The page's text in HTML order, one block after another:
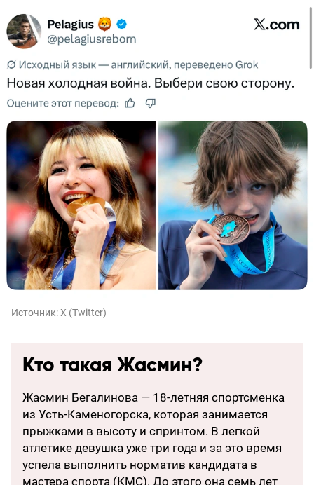
Источник:X (Twitter)
Кто такая Жасмин?
Жасмин Бегалинова — 18-летняя спортсменка
из Усть-Каменогорска, которая занимается
прыжками в высоту и спринтом. В легкой
атлетике девушка уже три года и за это время
успела выполнить норматив кандидата в
мастера спорта (КМС). До этого она семь лет